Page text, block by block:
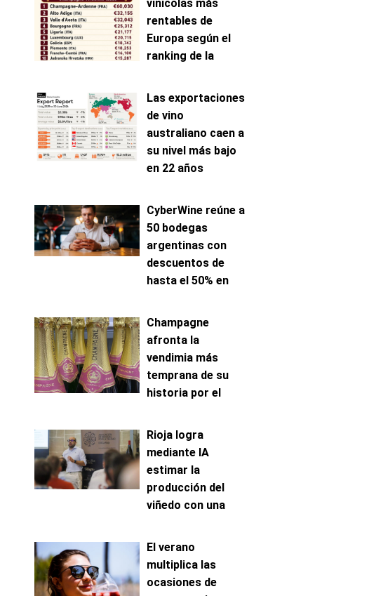
vinícolas más
rentables de
Europa según el
ranking de la
Las exportaciones
de vino
australiano caen a
su nivel más bajo
en 22 años
CyberWine reúne a
50 bodegas
argentinas con
descuentos de
hasta el 50% en
Champagne
afronta la
vendimia más
temprana de su
historia por el
maduración
Rioja logra
mediante IA
estimar la
producción del
viñedo con una
el 96%
El verano
multiplica las
ocasiones de